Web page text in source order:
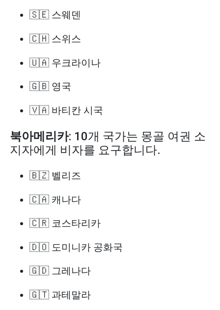
🇸🇪 스웨덴
🇨🇭 스위스
🇺🇦 우크라이나
🇬🇧 영국
🇻🇦 바티칸 시국
북아메리카: 10개 국가는 몽골 여권 소
지자에게 비자를 요구합니다.
🇧🇿 벨리즈
🇨🇦 캐나다
🇨🇷 코스타리카
🇩🇴 도미니카 공화국
🇬🇩 그레나다
🇬🇹 과테말라